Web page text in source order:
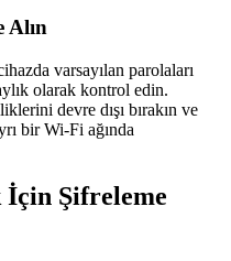
Alın
varsayılan parolaları
olarak kontrol edin.
devre dışı bırakın ve
bir Wi-Fi ağında
İçin Şifreleme